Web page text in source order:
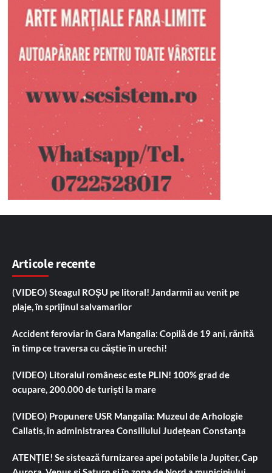
Articole recente
(VIDEO) Steagul ROȘU pe litoral! Jandarmii au venit pe
plaje, în sprijinul salvamarilor
Accident feroviar în Gara Mangalia: Copilă de 19 ani, rănită
în timp ce traversa cu căștie în urechi!
(VIDEO) Litoralul românesc este PLIN! 100% grad de
ocupare, 200.000 de turiști la mare
(VIDEO) Propunere USR Mangalia: Muzeul de Arhologie
Callatis, în administrarea Consiliului Județean Constanța
ATENȚIE! Se sistează furnizarea apei potabile la Jupiter, Cap